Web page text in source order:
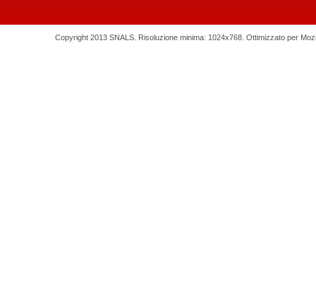
Copyright 2013 SNALS. Risoluzione minima: 1024x768. Ottimizzato per